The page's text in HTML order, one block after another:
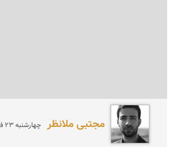
مجتبی ملانظر چهارشنبه 23 فروردين 1391 | 15 سال پیش